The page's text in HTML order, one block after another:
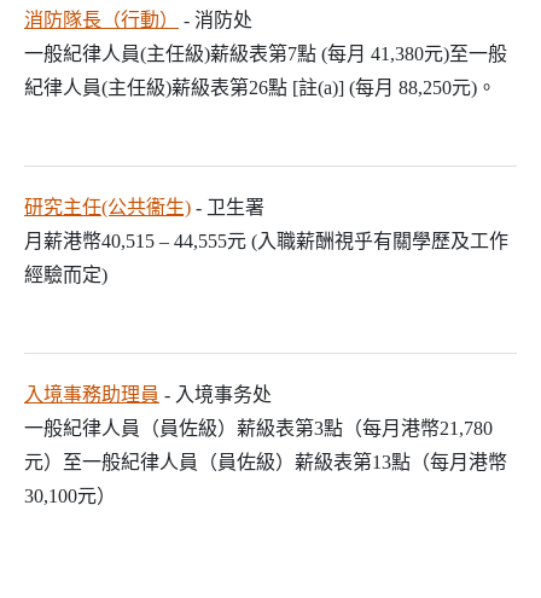
消防隊長（行動）
- 消防处
一般紀律人員(主任級)薪級表第7點 (每月 41,380元)至一般
紀律人員(主任級)薪級表第26點 [註(a)] (每月 88,250元)。
研究主任(公共衞生) - 卫生署
月薪港幣40,515 – 44,555元 (入職薪酬視乎有關學歷及工作
經驗而定)
入境事務助理員 - 入境事务处
一般紀律人員（員佐級）薪級表第3點（每月港幣21,780
元）至一般紀律人員（員佐級）薪級表第13點（每月港幣
30,100元）